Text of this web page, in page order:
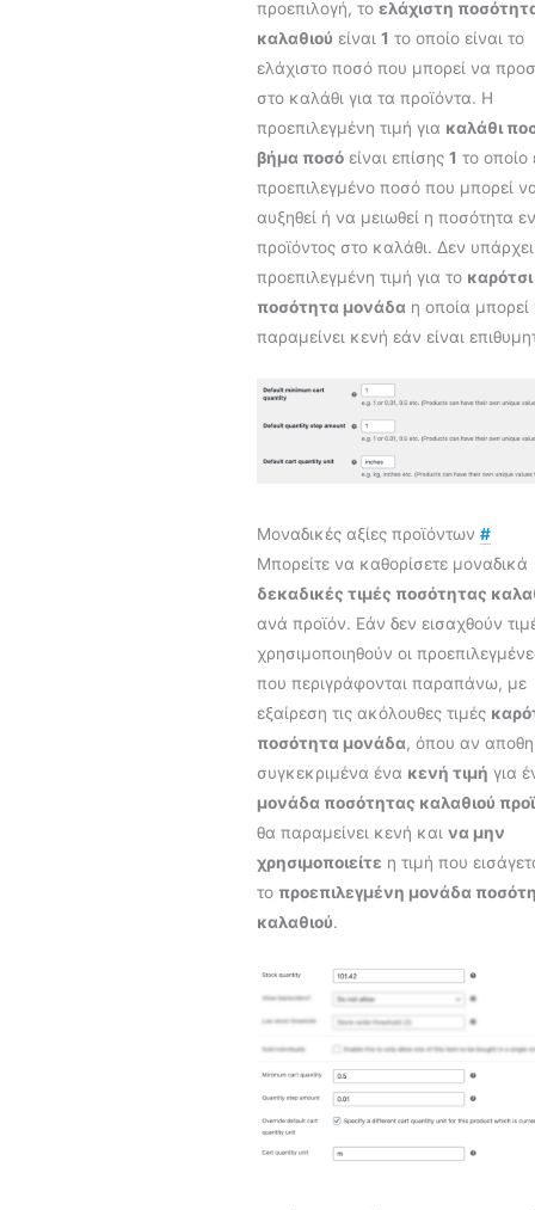
προεπιλογή, το ελάχιστη
καλαθιού είναι 1 το οποίο είναι το
ελάχιστο ποσό που μπορεί να
στο καλάθι για τα προϊόντα. Η
προεπιλεγμένη τιμή για καλάθι
βήμα ποσό είναι επίσης 1 το οποίο
προεπιλεγμένο ποσό που μπορεί
αυξηθεί ή να μειωθεί η ποσότητα
προϊόντος στο καλάθι. Δεν υπάρχει
προεπιλεγμένη τιμή για το καρότσι
ποσότητα μονάδα η οποία μπορεί
παραμείνει κενή εάν είναι
Μοναδικές αξίες προϊόντων #
Μπορείτε να καθορίσετε μοναδικά
δεκαδικές τιμές ποσότητας
ανά προϊόν. Εάν δεν εισαχθούν
χρησιμοποιηθούν οι
που περιγράφονται παραπάνω, με
εξαίρεση τις ακόλουθες τιμές
ποσότητα μονάδα, όπου αν
συγκεκριμένα ένα κενή τιμή για
μονάδα ποσότητας καλαθιού
θα παραμείνει κενή και να μην
χρησιμοποιείτε η τιμή που
το προεπιλεγμένη μονάδα
καλαθιού.